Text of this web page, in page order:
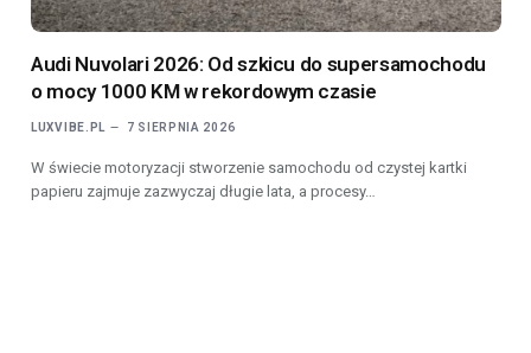
Audi Nuvolari 2026: Od szkicu do supersamochodu
o mocy 1000 KM w rekordowym czasie
LUXVIBE.PL 7 SIERPNIA 2026
W świecie motoryzacji stworzenie samochodu od czystej kartki
papieru zajmuje zazwyczaj długie lata, a procesy…